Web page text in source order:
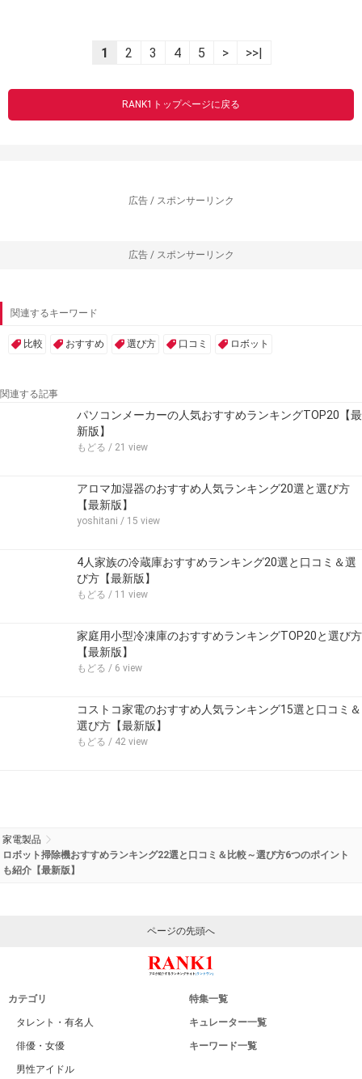
1 2 3 4 5 > >>|
RANK1トップページに戻る
広告 / スポンサーリンク
広告 / スポンサーリンク
関連するキーワード
比較 おすすめ 選び方 口コミ ロボット
関連する記事
パソコンメーカーの人気おすすめランキングTOP20【最
新版】
もどる / 21 view
アロマ加湿器のおすすめ人気ランキング20選と選び方
【最新版】
yoshitani / 15 view
4人家族の冷蔵庫おすすめランキング20選と口コミ＆選
び方【最新版】
もどる / 11 view
家庭用小型冷凍庫のおすすめランキングTOP20と選び方
【最新版】
もどる / 6 view
コストコ家電のおすすめ人気ランキング15選と口コミ＆
選び方【最新版】
もどる / 42 view
家電製品
ロボット掃除機おすすめランキング22選と口コミ＆比較～選び方6つのポイント
も紹介【最新版】
ページの先頭へ
カテゴリ
タレント・有名人
俳優・女優
男性アイドル
特集一覧
キュレーター一覧
キーワード一覧